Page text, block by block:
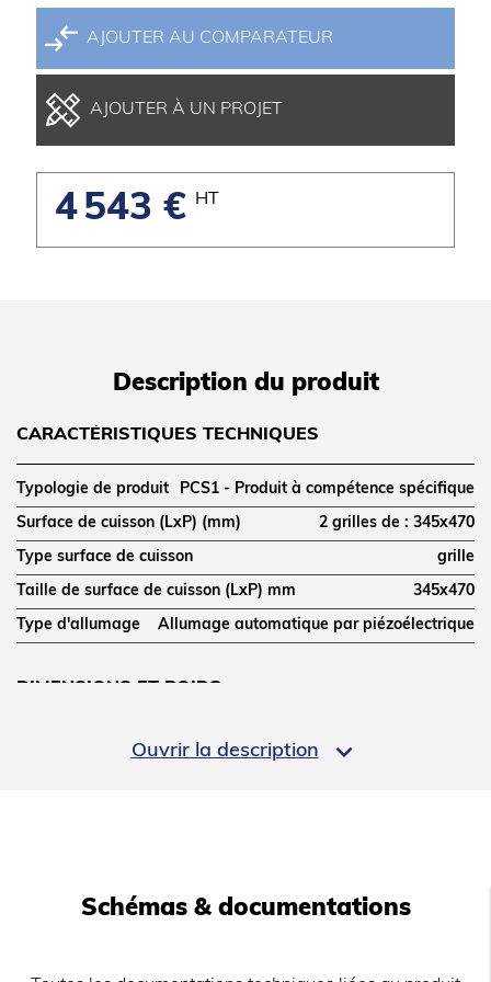
AJOUTER AU COMPARATEUR
AJOUTER À UN PROJET
4 543 € HT
Ouvrir la description 
Description du produit
CARACTÉRISTIQUES TECHNIQUES
Typologie de produit PCS1 - Produit à compétence spécifique
Surface de cuisson (LxP) (mm) 2 grilles de : 345x470
Type surface de cuisson grille
Taille de surface de cuisson (LxP) mm 345x470
Type d'allumage Allumage automatique par piézoélectrique
DIMENSIONS ET POIDS
Profondeur (mm)
Schémas & documentations